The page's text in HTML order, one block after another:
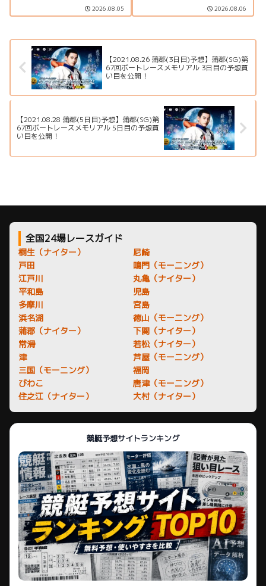
場選手一覧、シリーズ展望、ド
を詳しく紹介します。
2026.08.05
手一覧、シリーズ展望、ドリー
介します。
2026.08.06
【2021.08.26 蒲郡(3日目)予想】蒲郡(SG)第
67回ボートレースメモリアル 3日目の予想買
い目を公開！
【2021.08.28 蒲郡(5日目)予想】蒲郡(SG)第
67回ボートレースメモリアル 5日目の予想買
い目を公開！
全国24場レースガイド
桐生（ナイター）
戸田
江戸川
平和島
多摩川
浜名湖
蒲郡（ナイター）
常滑
津
三国（モーニング）
びわこ
住之江（ナイター）
尼崎
鳴門（モーニング）
丸亀（ナイター）
児島
宮島
徳山（モーニング）
下関（ナイター）
若松（ナイター）
芦屋（モーニング）
福岡
唐津（モーニング）
大村（ナイター）
競艇予想サイトランキング